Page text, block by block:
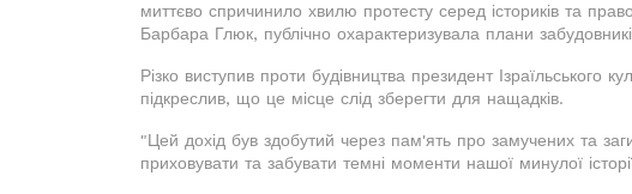
миттєво спричинило хвилю протесту серед істориків та
Барбара Глюк, публічно охарактеризувала плани
Різко виступив проти будівництва президент Ізраїльського
підкреслив, що це місце слід зберегти для нащадків.
"Цей дохід був здобутий через пам'ять про замучених та
приховувати та забувати темні моменти нашої минулої